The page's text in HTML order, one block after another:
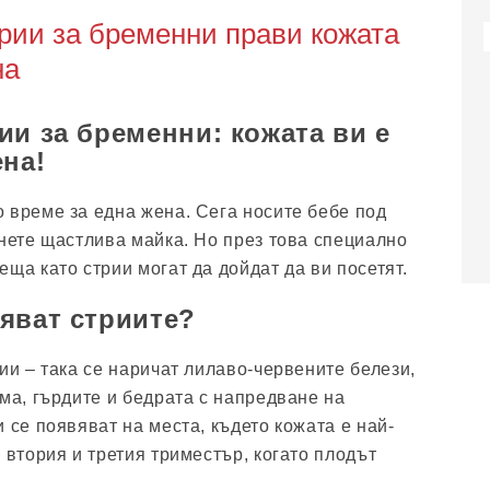
за бременни прави кожата
за бременни: кожата ви е
време за една жена. Сега носите бебе под
щастлива майка. Но през това специално
като стрии могат да дойдат да ви посетят.
стриите?
– така се наричат ​​лилаво-червените белези,
гърдите и бедрата с напредване на
се появяват на места, където кожата е най-
и третия триместър, когато плодът